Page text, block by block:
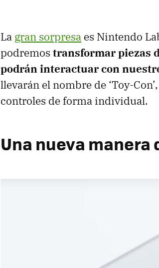
La gran sorpresa es Nintendo
podremos transformar piezas
podrán interactuar con
llevarán el nombre de ‘Toy-
controles de forma individual.
Una nueva manera